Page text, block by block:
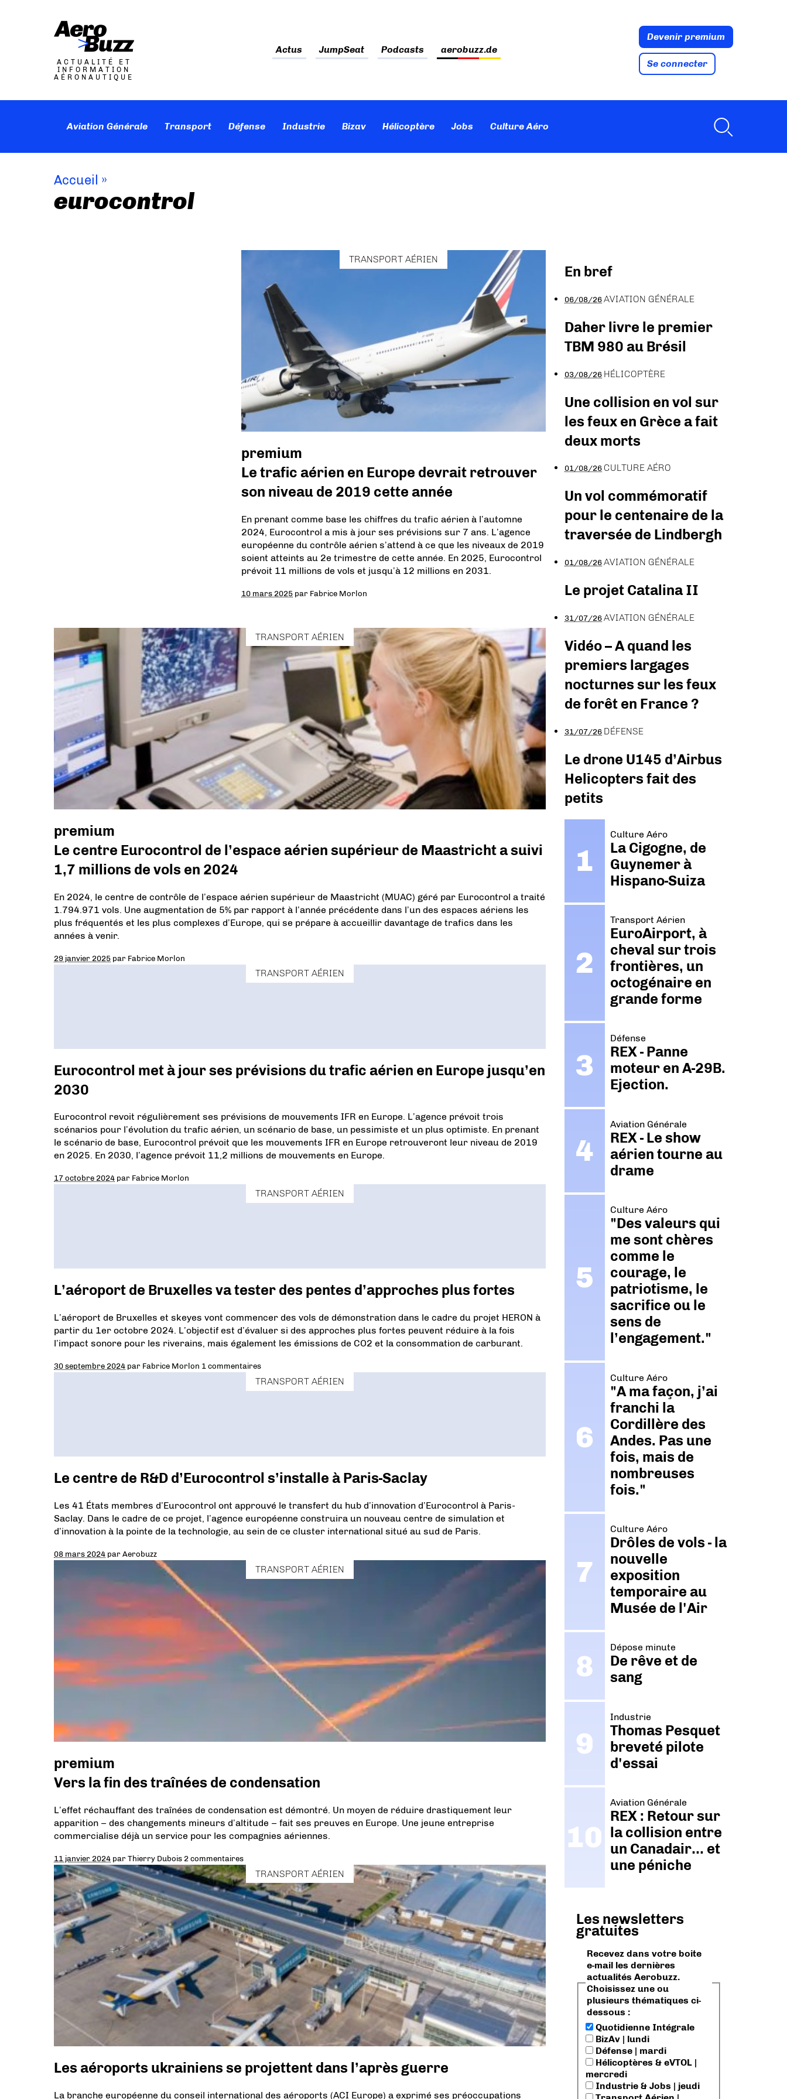
ACTUALITÉ ET
INFORMATION
AÉRONAUTIQUE
Actus JumpSeat Podcasts aerobuzz.de
Devenir premium
Se connecter
Aviation Générale Transport Défense Industrie Bizav Hélicoptère Jobs Culture Aéro
Accueil »
eurocontrol
TRANSPORT AÉRIEN
premium
Le trafic aérien en Europe devrait retrouver
son niveau de 2019 cette année
En prenant comme base les chiffres du trafic aérien à l’automne
2024, Eurocontrol a mis à jour ses prévisions sur 7 ans. L’agence
européenne du contrôle aérien s’attend à ce que les niveaux de 2019
soient atteints au 2e trimestre de cette année. En 2025, Eurocontrol
prévoit 11 millions de vols et jusqu’à 12 millions en 2031.
10 mars 2025 par Fabrice Morlon
TRANSPORT AÉRIEN
premium
Le centre Eurocontrol de l’espace aérien supérieur de Maastricht a suivi
1,7 millions de vols en 2024
En 2024, le centre de contrôle de l’espace aérien supérieur de Maastricht (MUAC) géré par Eurocontrol a traité
1.794.971 vols. Une augmentation de 5% par rapport à l’année précédente dans l’un des espaces aériens les
plus fréquentés et les plus complexes d’Europe, qui se prépare à accueillir davantage de trafics dans les
années à venir.
29 janvier 2025 par Fabrice Morlon
TRANSPORT AÉRIEN
Eurocontrol met à jour ses prévisions du trafic aérien en Europe jusqu’en
2030
Eurocontrol revoit régulièrement ses prévisions de mouvements IFR en Europe. L’agence prévoit trois
scénarios pour l’évolution du trafic aérien, un scénario de base, un pessimiste et un plus optimiste. En prenant
le scénario de base, Eurocontrol prévoit que les mouvements IFR en Europe retrouveront leur niveau de 2019
en 2025. En 2030, l’agence prévoit 11,2 millions de mouvements en Europe.
17 octobre 2024 par Fabrice Morlon
TRANSPORT AÉRIEN
L’aéroport de Bruxelles va tester des pentes d’approches plus fortes
L’aéroport de Bruxelles et skeyes vont commencer des vols de démonstration dans le cadre du projet HERON à
partir du 1er octobre 2024. L’objectif est d’évaluer si des approches plus fortes peuvent réduire à la fois
l’impact sonore pour les riverains, mais également les émissions de CO2 et la consommation de carburant.
30 septembre 2024 par Fabrice Morlon 1 commentaires
TRANSPORT AÉRIEN
Le centre de R&D d’Eurocontrol s’installe à Paris-Saclay
Les 41 États membres d’Eurocontrol ont approuvé le transfert du hub d’innovation d’Eurocontrol à Paris-
Saclay. Dans le cadre de ce projet, l’agence européenne construira un nouveau centre de simulation et
d’innovation à la pointe de la technologie, au sein de ce cluster international situé au sud de Paris.
08 mars 2024 parAerobuzz
TRANSPORT AÉRIEN
premium
Vers la fin des traînées de condensation
L’effet réchauffant des traînées de condensation est démontré. Un moyen de réduire drastiquement leur
apparition – des changements mineurs d’altitude – fait ses preuves en Europe. Une jeune entreprise
commercialise déjà un service pour les compagnies aériennes.
11 janvier 2024 parThierry Dubois 2 commentaires
TRANSPORT AÉRIEN
Les aéroports ukrainiens se projettent dans l’après guerre
La branche européenne du conseil international des aéroports (ACI Europe) a exprimé ses préoccupations
En bref
06/08/26AVIATION GÉNÉRALE
Daher livre le premier
TBM 980 au Brésil
03/08/26 HÉLICOPTÈRE
Une collision en vol sur
les feux en Grèce a fait
deux morts
01/08/26 CULTURE AÉRO
Un vol commémoratif
pour le centenaire de la
traversée de Lindbergh
01/08/26AVIATION GÉNÉRALE
Le projet Catalina II
31/07/26AVIATION GÉNÉRALE
Vidéo – A quand les
premiers largages
nocturnes sur les feux
de forêt en France ?
31/07/26 DÉFENSE
Le drone U145 d’Airbus
Helicopters fait des
petits
Culture Aéro
La Cigogne, de
Guynemer à
Hispano-Suiza
Transport Aérien
EuroAirport, à
cheval sur trois
frontières, un
octogénaire en
grande forme
Défense
REX - Panne
moteur en A-29B.
Ejection.
Aviation Générale
REX - Le show
aérien tourne au
drame
Culture Aéro
"Des valeurs qui
me sont chères
comme le
courage, le
patriotisme, le
sacrifice ou le
sens de
l’engagement."
Culture Aéro
"A ma façon, j’ai
franchi la
Cordillère des
Andes. Pas une
fois, mais de
nombreuses
fois."
Culture Aéro
Drôles de vols - la
nouvelle
exposition
temporaire au
Musée de l'Air
Dépose minute
De rêve et de
sang
Industrie
Thomas Pesquet
breveté pilote
d'essai
Aviation Générale
REX : Retour sur
la collision entre
un Canadair… et
une péniche
Les newsletters
gratuites
Recevez dans votre boite
e-mail les dernières
actualités Aerobuzz.
Choisissez une ou
plusieurs thématiques ci-
dessous :
Quotidienne Intégrale
BizAv | lundi
Défense | mardi
Hélicoptères & eVTOL |
mercredi
Industrie & Jobs | jeudi